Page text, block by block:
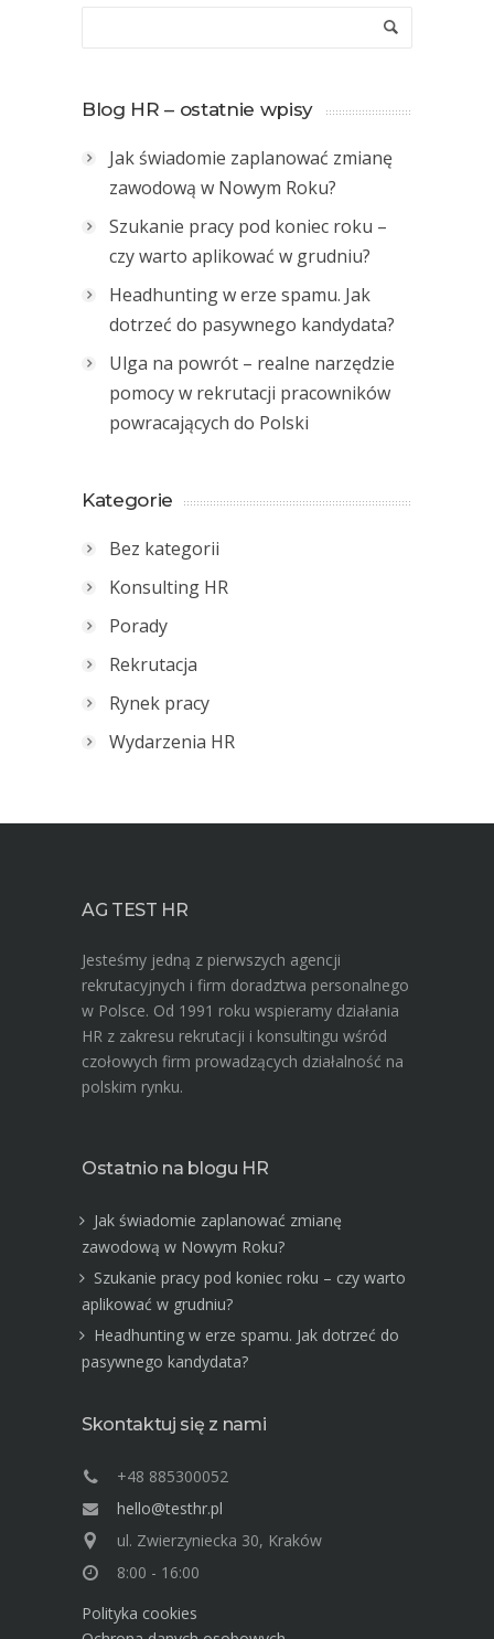
Blog HR – ostatnie wpisy
Jak świadomie zaplanować zmianę
zawodową w Nowym Roku?
Szukanie pracy pod koniec roku –
czy warto aplikować w grudniu?
Headhunting w erze spamu. Jak
dotrzeć do pasywnego kandydata?
Ulga na powrót – realne narzędzie
pomocy w rekrutacji pracowników
powracających do Polski
Kategorie
Bez kategorii
Konsulting HR
Porady
Rekrutacja
Rynek pracy
Wydarzenia HR
AG TEST HR
Jesteśmy jedną z pierwszych agencji
rekrutacyjnych i firm doradztwa personalnego
w Polsce. Od 1991 roku wspieramy działania
HR z zakresu rekrutacji i konsultingu wśród
czołowych firm prowadzących działalność na
polskim rynku.
Ostatnio na blogu HR
Jak świadomie zaplanować zmianę
zawodową w Nowym Roku?
Szukanie pracy pod koniec roku – czy warto
aplikować w grudniu?
Headhunting w erze spamu. Jak dotrzeć do
pasywnego kandydata?
Skontaktuj się z nami
+48 885300052
hello@testhr.pl
ul. Zwierzyniecka 30, Kraków
8:00 - 16:00
Polityka cookies